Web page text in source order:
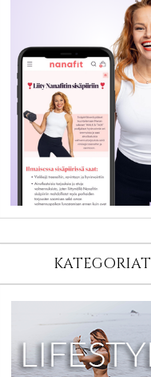
KATEGORIAT